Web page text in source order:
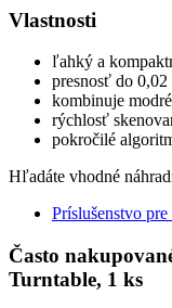
Vlastnosti
ľahký a
presnosť do 0,02
kombinuje
rýchlosť
pokročilé
Hľadáte vhodné
Príslušenstvo
Často
Turntable, 1 ks